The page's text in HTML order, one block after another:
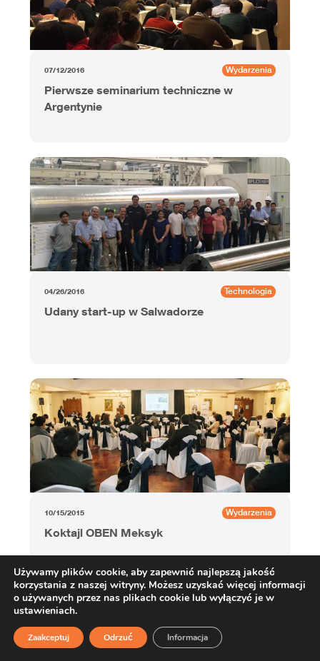
07/12/2016 Wydarzenia
Pierwsze seminarium techniczne w
Argentynie
04/26/2016 Technologia
Udany start-up w Salwadorze
10/15/2015 Wydarzenia
Koktajl OBEN Meksyk
Używamy plików cookie, aby zapewnić najlepszą jakość
korzystania z naszej witryny. Możesz uzyskać więcej informacji
o używanych przez nas plikach cookie lub wyłączyć je w
ustawieniach.
Zaakceptuj Odrzuć Informacja